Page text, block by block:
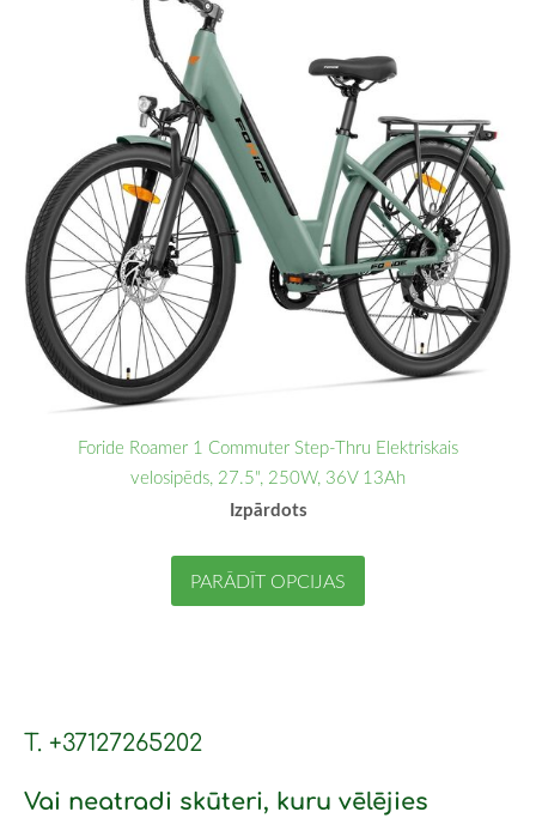
T. +37127265202
Vai neatradi skūteri, kuru vēlējies
Foride Roamer 1 Commuter Step-Thru Elektriskais
velosipēds, 27.5", 250W, 36V 13Ah
Izpārdots
PARĀDĪT OPCIJAS